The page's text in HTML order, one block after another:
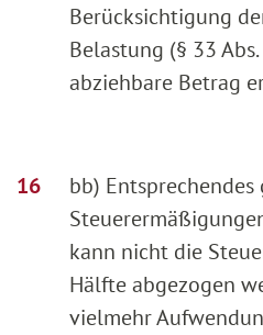
Berücksichtigung
Belastung (§ 33
abziehbare Betrag
bb)
kann nicht die
Hälfte abgezogen
vielmehr